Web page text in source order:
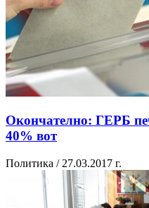
Окончателно: ГЕРБ
40% вот
Политика / 27.03.2017 г.